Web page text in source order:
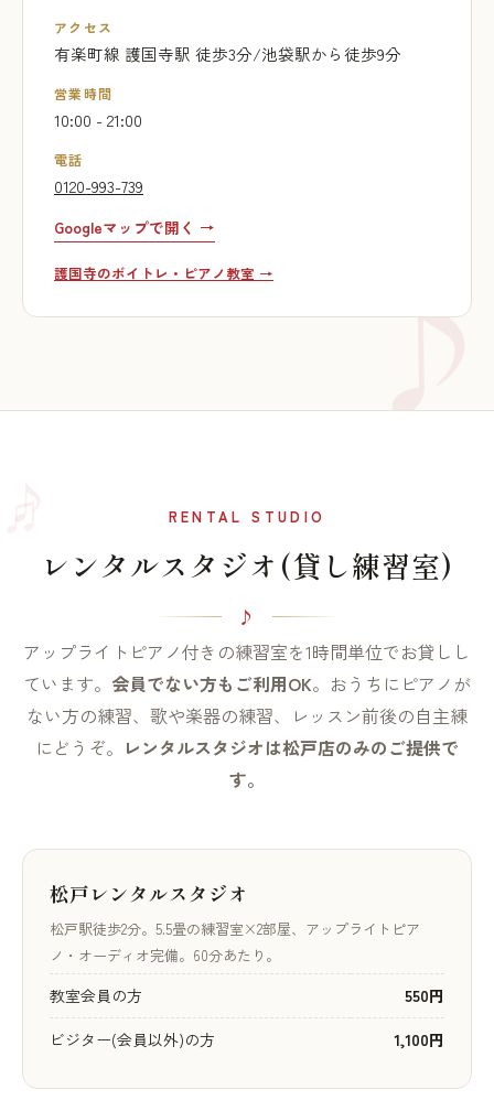
アクセス
有楽町線 護国寺駅 徒歩3分/池袋駅から徒歩9分
営業時間
10:00 - 21:00
電話
0120-993-739
Googleマップで開く →
護国寺のボイトレ・ピアノ教室 →
RENTAL STUDIO
レンタルスタジオ(貸し練習室)
アップライトピアノ付きの練習室を1時間単位でお貸しし
ています。 会員でない方もご利用OK。おうちにピアノが
ない方の練習、歌や楽器の練習、レッスン前後の自主練
にどうぞ。 レンタルスタジオは松戸店のみのご提供で
す。
松戸レンタルスタジオ
松戸駅徒歩2分。5.5畳の練習室×2部屋、アップライトピア
ノ・オーディオ完備。60分あたり。
教室会員の方
550円
ビジター(会員以外)の方
1,100円